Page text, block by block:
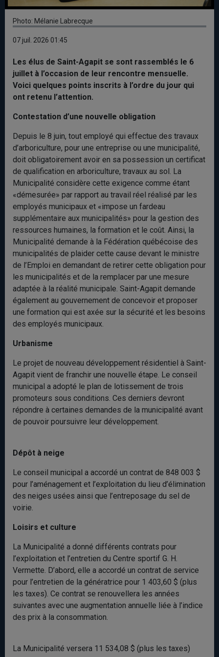
Photo: Mélanie Labrecque
07 juil. 2026 01:45
Les élus de Saint-Agapit se sont rassemblés le 6
juillet à l’occasion de leur rencontre mensuelle.
Voici quelques points inscrits à l’ordre du jour qui
ont retenu l’attention.
Contestation d’une nouvelle obligation
Depuis le 8 juin, tout employé qui effectue des travaux
d’arboriculture, pour une entreprise ou une municipalité,
doit obligatoirement avoir en sa possession un certificat
de qualification en arboriculture, travaux au sol. La
Municipalité considère cette exigence comme étant
«démesurée» par rapport au travail réel réalisé par les
employés municipaux et «impose un fardeau
supplémentaire aux municipalités» pour la gestion des
ressources humaines, la formation et le coût. Ainsi, la
Municipalité demande à la Fédération québécoise des
municipalités de plaider cette cause devant le ministre
de l’Emploi en demandant de retirer cette obligation pour
les municipalités et de la remplacer par une mesure
adaptée à la réalité municipale. Saint-Agapit demande
également au gouvernement de concevoir et proposer
une formation qui est axée sur la sécurité et les besoins
des employés municipaux.
Urbanisme
Le projet de nouveau développement résidentiel à Saint-
Agapit vient de franchir une nouvelle étape. Le conseil
municipal a adopté le plan de lotissement de trois
promoteurs sous conditions. Ces derniers devront
répondre à certaines demandes de la municipalité avant
de pouvoir poursuivre leur développement.
Dépôt à neige
Le conseil municipal a accordé un contrat de 848 003 $
pour l’aménagement et l’exploitation du lieu d’élimination
des neiges usées ainsi que l’entreposage du sel de
voirie.
Loisirs et culture
La Municipalité a donné différents contrats pour
l’exploitation et l’entretien du Centre sportif G. H.
Vermette. D’abord, elle a accordé un contrat de service
pour l’entretien de la génératrice pour 1 403,60 $ (plus
les taxes). Ce contrat se renouvellera les années
suivantes avec une augmentation annuelle liée à l’indice
des prix à la consommation.
La Municipalité versera 11 534,08 $ (plus les taxes)